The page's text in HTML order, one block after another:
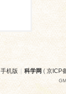
手机版 | 科学网 ( 京ICP